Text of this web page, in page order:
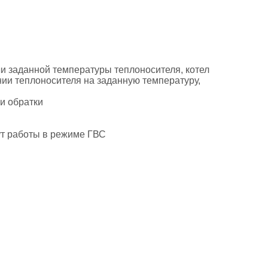
температуры теплоносителя, котел
теплоносителя на заданную температуру,
обратки
работы в режиме ГВС